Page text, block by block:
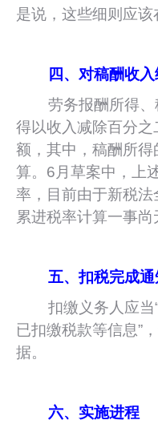
是说，这些细则应该
四、对稿酬收
劳务报酬所得
得以收入减除百分之
额，其中，稿酬所
算。6月草案中，上
率，目前由于新税
累进税率计算一事尚
五、扣税完成通
扣缴义务人应
已扣缴税款等信息”
据。
六、实施进程